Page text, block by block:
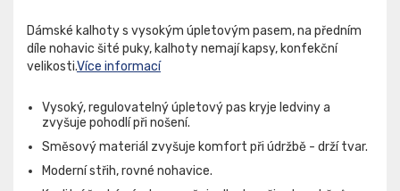
Dámské kalhoty s vysokým úpletovým pasem, na předním
díle nohavic šité puky, kalhoty nemají kapsy, konfekční
velikosti.Více informací
Vysoký, regulovatelný úpletový pas kryje ledviny a
zvyšuje pohodlí při nošení.
Směsový materiál zvyšuje komfort při údržbě - drží tvar.
Moderní střih, rovné nohavice.